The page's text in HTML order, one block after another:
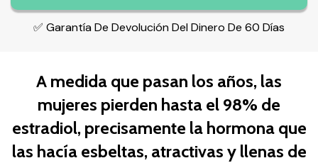
✅ Garantía De Devolución Del Dinero De 60 Días
A medida que pasan los años, las
mujeres pierden hasta el 98% de
estradiol, precisamente la hormona que
las hacía esbeltas, atractivas y llenas de